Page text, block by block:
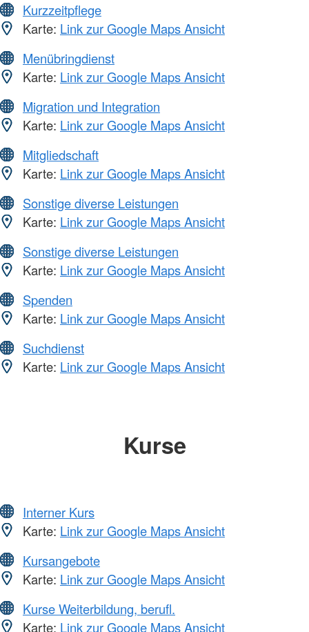
Kurzzeitpflege
Karte: Link zur Google Maps Ansicht
Menübringdienst
Karte: Link zur Google Maps Ansicht
Migration und Integration
Karte: Link zur Google Maps Ansicht
Mitgliedschaft
Karte: Link zur Google Maps Ansicht
Sonstige diverse Leistungen
Karte: Link zur Google Maps Ansicht
Sonstige diverse Leistungen
Karte: Link zur Google Maps Ansicht
Spenden
Karte: Link zur Google Maps Ansicht
Suchdienst
Karte: Link zur Google Maps Ansicht
Kurse
Interner Kurs
Karte: Link zur Google Maps Ansicht
Kursangebote
Karte: Link zur Google Maps Ansicht
Kurse Weiterbildung, berufl.
Karte: Link zur Google Maps Ansicht